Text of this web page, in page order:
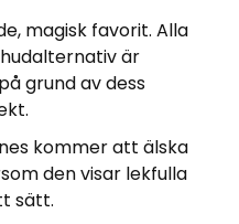
magisk favorit. Alla
är
grund av dess
kommer att älska
den visar lekfulla
sätt.